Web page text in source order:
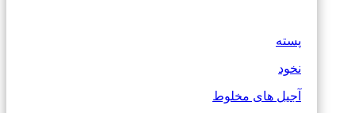
پسته
نخود
آجیل های مخلوط